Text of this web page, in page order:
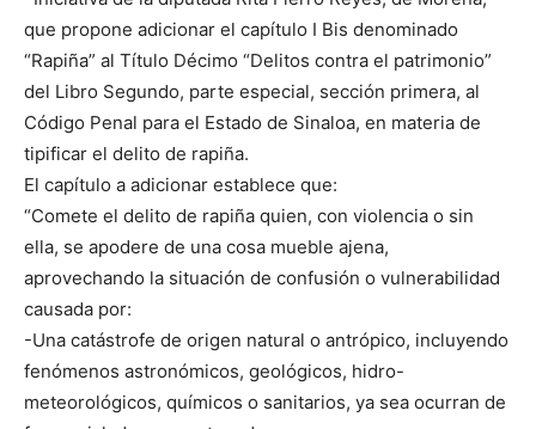
que propone adicionar el capítulo I Bis denominado
“Rapiña” al Título Décimo “Delitos contra el patrimonio”
del Libro Segundo, parte especial, sección primera, al
Código Penal para el Estado de Sinaloa, en materia de
tipificar el delito de rapiña.
El capítulo a adicionar establece que:
“Comete el delito de rapiña quien, con violencia o sin
ella, se apodere de una cosa mueble ajena,
aprovechando la situación de confusión o vulnerabilidad
causada por:
-Una catástrofe de origen natural o antrópico, incluyendo
fenómenos astronómicos, geológicos, hidro-
meteorológicos, químicos o sanitarios, ya sea ocurran de